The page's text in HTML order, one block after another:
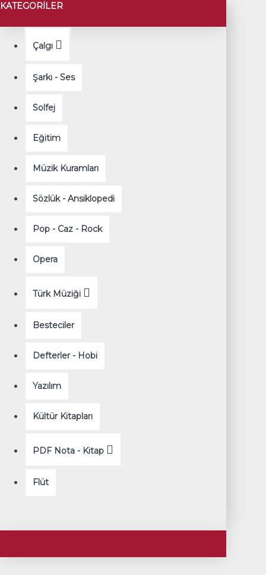
KATEGORILER
Çalgı
Şarkı - Ses
Solfej
Eğitim
Müzik Kuramları
Sözlük - Ansiklopedi
Pop - Caz - Rock
Opera
Türk Müziği
Besteciler
Defterler - Hobi
Yazılım
Kültür Kitapları
PDF Nota - Kitap
Flüt